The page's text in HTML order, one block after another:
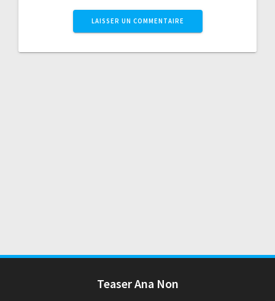
Teaser Ana Non